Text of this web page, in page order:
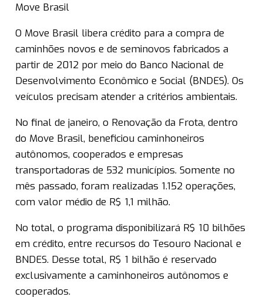
Move Brasil
O Move Brasil libera crédito para a compra de
caminhões novos e de seminovos fabricados a
partir de 2012 por meio do Banco Nacional de
Desenvolvimento Econômico e Social (BNDES). Os
veículos precisam atender a critérios ambientais.
No final de janeiro, o Renovação da Frota, dentro
do Move Brasil, beneficiou caminhoneiros
autônomos, cooperados e empresas
transportadoras de 532 municípios. Somente no
mês passado, foram realizadas 1.152 operações,
com valor médio de R$ 1,1 milhão.
No total, o programa disponibilizará R$ 10 bilhões
em crédito, entre recursos do Tesouro Nacional e
BNDES. Desse total, R$ 1 bilhão é reservado
exclusivamente a caminhoneiros autônomos e
cooperados.